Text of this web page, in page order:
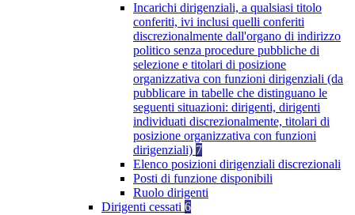
Incarichi dirigenziali, a qualsiasi titolo
conferiti, ivi inclusi quelli conferiti
discrezionalmente dall'organo di indirizzo
politico senza procedure pubbliche di
selezione e titolari di posizione
organizzativa con funzioni dirigenziali (da
pubblicare in tabelle che distinguano le
seguenti situazioni: dirigenti, dirigenti
individuati discrezionalmente, titolari di
posizione organizzativa con funzioni
dirigenziali) 7
Elenco posizioni dirigenziali discrezionali
Posti di funzione disponibili
Ruolo dirigenti
Dirigenti cessati 6